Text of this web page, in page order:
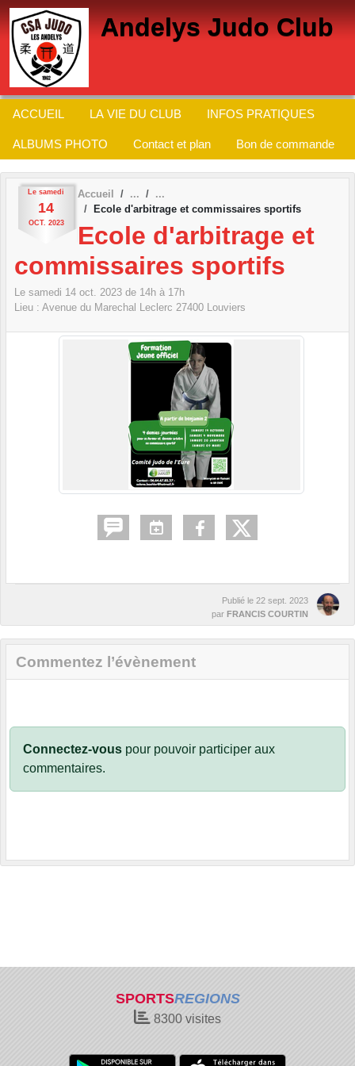
Andelys Judo Club
ACCUEIL LA VIE DU CLUB INFOS PRATIQUES
ALBUMS PHOTO Contact et plan Bon de commande
Le samedi
14
OCT. 2023
Accueil
Ecole d'arbitrage et commissaires sportifs
Ecole d'arbitrage et
commissaires sportifs
Le samedi 14 oct. 2023 de 14h à 17h
Lieu : Avenue du Marechal Leclerc 27400 Louviers
Publié le 22 sept. 2023
par FRANCIS COURTIN
Commentez l’évènement
Connectez-vous pour pouvoir participer aux
commentaires.
SPORTSREGIONS
8300 visites
Panneau de gestion des cookies